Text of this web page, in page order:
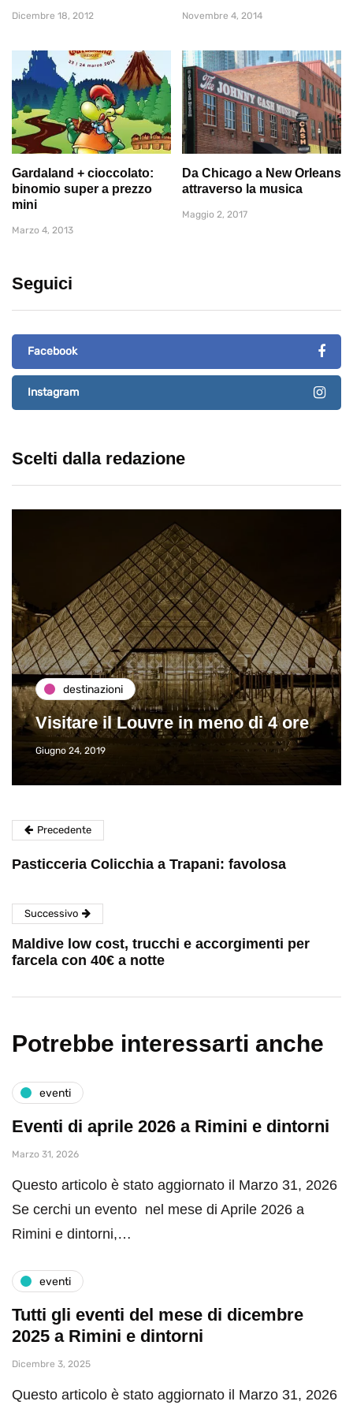
Dicembre 18, 2012 Novembre 4, 2014
Gardaland + cioccolato:
binomio super a prezzo
mini
Marzo 4, 2013
Da Chicago a New Orleans
attraverso la musica
Maggio 2, 2017
Seguici
Facebook
Instagram
Scelti dalla redazione
destinazioni
Visitare il Louvre in meno di 4 ore
Giugno 24, 2019
Precedente
Pasticceria Colicchia a Trapani: favolosa
Successivo
Maldive low cost, trucchi e accorgimenti per
farcela con 40€ a notte
Potrebbe interessarti anche
eventi
Eventi di aprile 2026 a Rimini e dintorni
Marzo 31, 2026
Questo articolo è stato aggiornato il Marzo 31, 2026
Se cerchi un evento nel mese di Aprile 2026 a
Rimini e dintorni,…
eventi
Tutti gli eventi del mese di dicembre
2025 a Rimini e dintorni
Dicembre 3, 2025
Questo articolo è stato aggiornato il Marzo 31, 2026